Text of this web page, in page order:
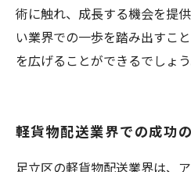
術に触れ、成長する機会を提
い業界での一歩を踏み出すこ
を広げることができるでしょう
軽貨物配送業界での成功
足立区の軽貨物配送業界は、